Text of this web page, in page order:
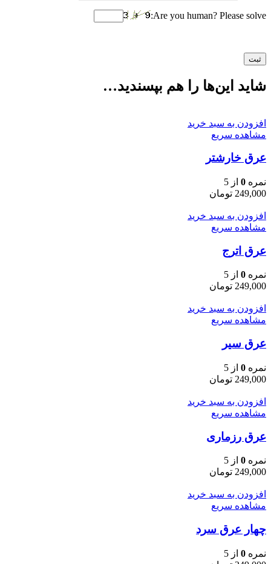
Are you human? Please solve:
شاید این‌ها را هم بپسندید…
افزودن به سبد خرید
مشاهده سریع
عرق خارشتر
نمره 0 از 5
249,000 تومان
افزودن به سبد خرید
مشاهده سریع
عرق اترج
نمره 0 از 5
249,000 تومان
افزودن به سبد خرید
مشاهده سریع
عرق سیر
نمره 0 از 5
249,000 تومان
افزودن به سبد خرید
مشاهده سریع
عرق رزماری
نمره 0 از 5
249,000 تومان
افزودن به سبد خرید
مشاهده سریع
چهار عرق سرد
نمره 0 از 5